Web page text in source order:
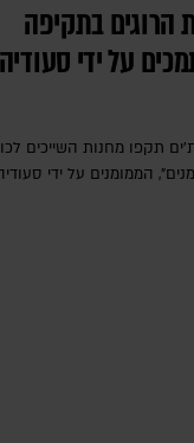
הרוגים בתקיפה
על ידי סעודיה
תקפו מחנות השייכים
הממומנים על ידי